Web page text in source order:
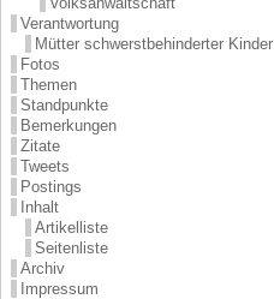
Verantwortung
Mütter schwerstbehinderter Kinder
Fotos
Themen
Standpunkte
Bemerkungen
Zitate
Tweets
Postings
Inhalt
Artikelliste
Seitenliste
Archiv
Impressum